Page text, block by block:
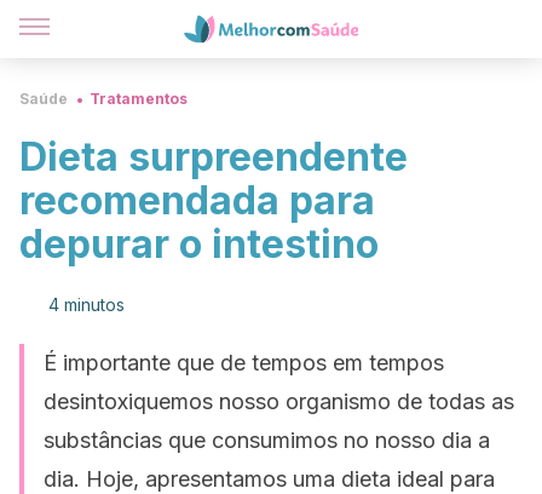
Saúde Tratamentos
Dieta surpreendente
recomendada para
depurar o intestino
4 minutos
É importante que de tempos em tempos
desintoxiquemos nosso organismo de todas as
substâncias que consumimos no nosso dia a
dia. Hoje, apresentamos uma dieta ideal para